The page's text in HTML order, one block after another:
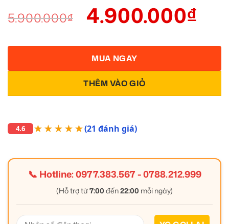
5.900.000₫ 4.900.000₫
THÊM VÀO GIỎ
MUA NGAY
4.6 ★★★★★(21 đánh giá)
📞 Hotline:0977.383.567-0788.212.999
(Hỗ trợ từ7:00 đến22:00 mỗi ngày)